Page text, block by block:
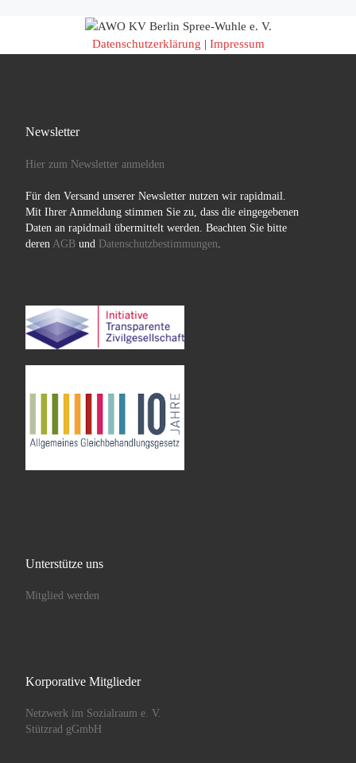
Datenschutzerklärung | Impressum
Newsletter
Hier zum Newsletter anmelden
Für den Versand unserer Newsletter nutzen wir rapidmail.
Mit Ihrer Anmeldung stimmen Sie zu, dass die eingegebenen
Daten an rapidmail übermittelt werden. Beachten Sie bitte
deren AGBund Datenschutzbestimmungen
Unterstütze uns
Mitglied werden
Korporative Mitglieder
Netzwerk im Sozialraum e. V.
Stützrad gGmbH